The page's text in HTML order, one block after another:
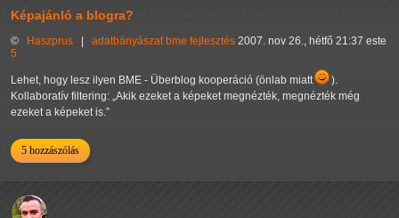
Képajánló a blogra?
© Haszprus adatbányászat bme fejlesztés 2007. nov 26., hétfő 21:37 este
5
Lehet, hogy lesz ilyen BME - Überblog kooperáció (önlab miatt
).
Kollaboratív filtering: Akik ezeket a képeket megnézték, megnézték még
ezeket a képeket is.
5 hozzászólás